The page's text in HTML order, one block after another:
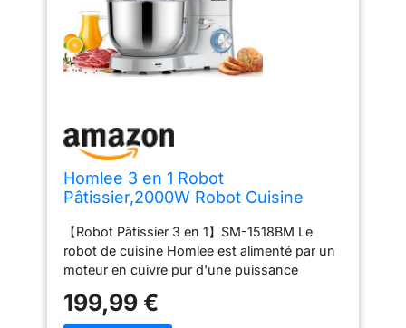
Homlee 3 en 1 Robot
Pâtissier,2000W Robot Cuisine
Viande,1,5L Mixeur,Ensemble de
légumes,Accessoires pour
Saucisses,5.5L Bol
Mélangeur,Fouet,Crochet
Pétrisseur,Batteur
【Robot Pâtissier 3 en 1】SM-1518BM Le
robot de cuisine Homlee est alimenté par un
moteur en cuivre pur d'une puissance
multifonctionnel avec tranchage,
199,99 €